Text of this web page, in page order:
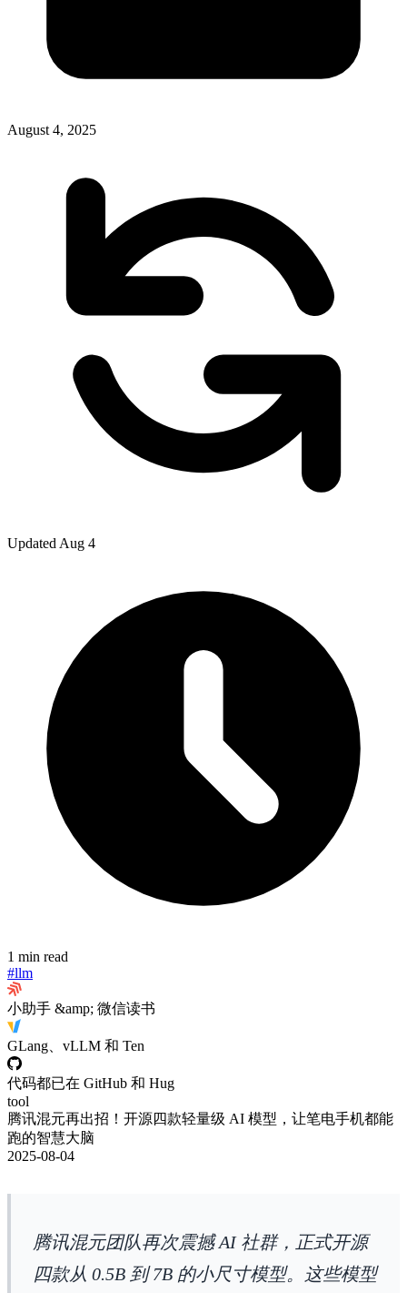
August 4, 2025
Updated Aug 4
1 min read
#llm
小助手 &amp; 微信读书
GLang、vLLM 和 Ten
代码都已在 GitHub 和 Hug
tool
腾讯混元再出招！开源四款轻量级 AI 模型，让笔电手机都能
跑的智慧大脑
2025-08-04
腾讯混元团队再次震撼 AI 社群，正式开源
四款从 0.5B 到 7B 的小尺寸模型。这些模型